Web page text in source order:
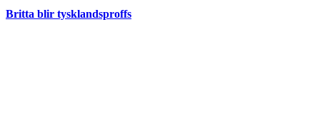
Britta blir tysklandsproffs